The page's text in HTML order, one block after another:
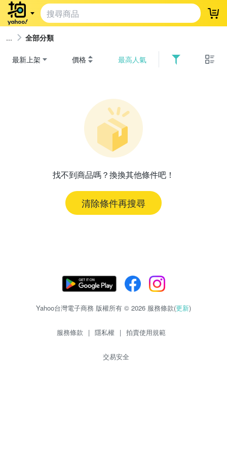
登
全部分類
最新上架 價格 最高人氣
找不到商品嗎？換換其他條件吧！
清除條件再搜尋
Yahoo台灣電子商務 版權所有 © 2026 服務條款(更新)
服務條款 | 隱私權 | 拍賣使用規範
交易安全